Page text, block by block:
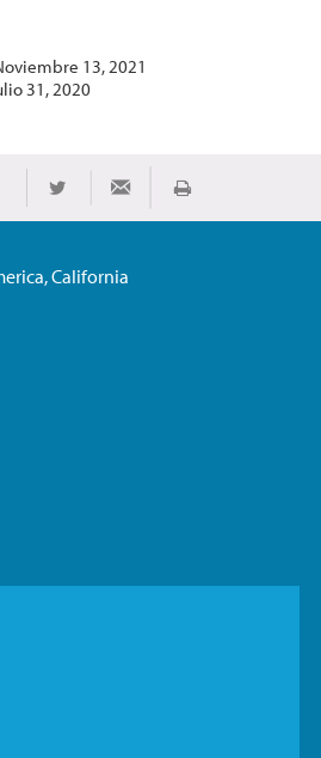
13, 2021
31, 2020
on Facebook
Share on TwitterShare via EmailImprimir
California
YouTube